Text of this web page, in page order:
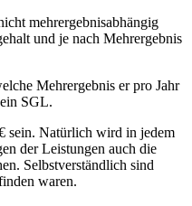
mehrergebnisabhängig
und je nach Mehrergebnis
Mehrergebnis er pro Jahr
SGL.
sein. Natürlich wird in jedem
der Leistungen auch die
Selbstverständlich sind
waren.